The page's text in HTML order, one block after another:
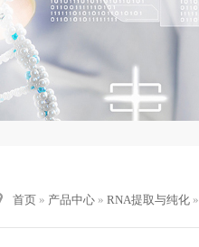
首页 » 产品中心 » RNA提取与纯化 »